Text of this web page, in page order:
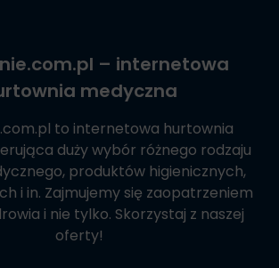
– internetowa
medyczna
to internetowa hurtownia
duży wybór różnego rodzaju
produktów higienicznych,
i in. Zajmujemy się zaopatrzeniem
i nie tylko. Skorzystaj z naszej
oferty!